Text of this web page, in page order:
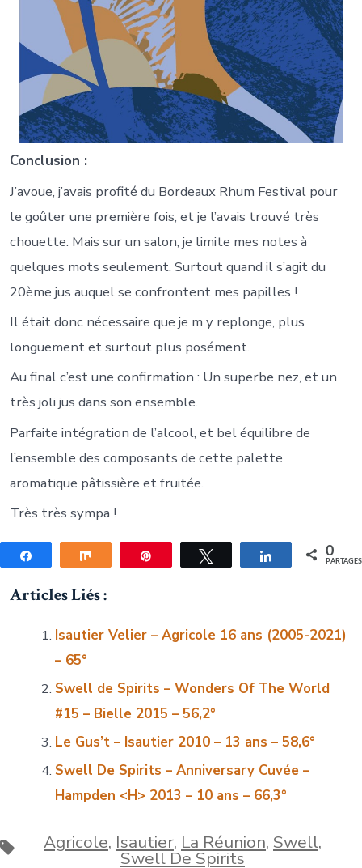
Conclusion :
J’avoue, j’avais profité du Bordeaux Rhum Festival pour
le goûter une première fois, et je l’avais trouvé très
chouette. Mais sur un salon, je limite mes notes à
quelques mots seulement. Surtout quand il s’agit du
20ème jus auquel se confrontent mes papilles !
Il était donc nécessaire que je m y replonge, plus
longuement et surtout plus posément.
Au final c’est une confirmation : Un superbe nez, et un
très joli jus dans son ensemble.
Parfaite intégration de l’alcool, et bel équilibre de
l’ensemble des composants de cette palette
aromatique pâtissière et fruitée.
Très très sympa !
Partagez Partagez Tweetez Partagez 0
PARTAGES
Articles Liés :
Isautier Velier – Agricole 16 ans (2005-2021)
– 65°
Swell de Spirits – Wonders Of The World
#15 – Bielle 2015 – 56,2°
Le Gus’t – Isautier 2010 – 13 ans – 58,6°
Swell De Spirits – Anniversary Cuvée –
Hampden <H> 2013 – 10 ans – 66,3°
Étiquettes
Agricole, Isautier, La Réunion, Swell,
Swell De Spirits